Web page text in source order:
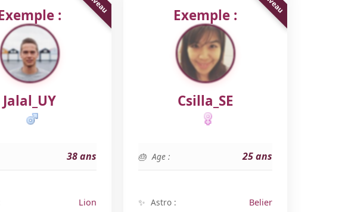
:
Jalal_UY
38 ans
Lion
Exemple :
Csilla_SE
Age : 25 ans
Astro : Belier